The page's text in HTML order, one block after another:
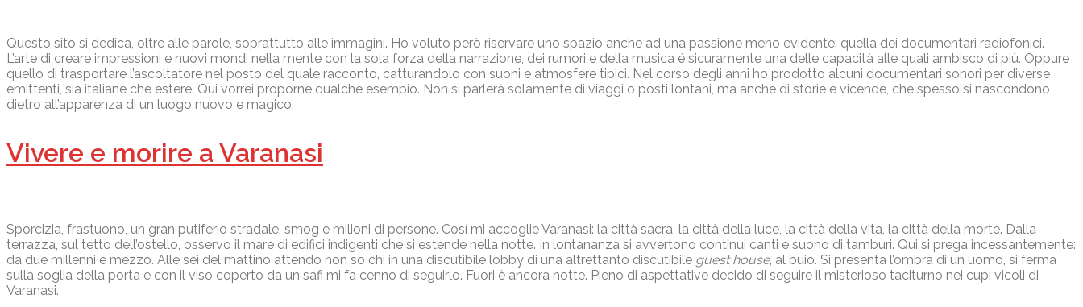
Questo sito si dedica, oltre alle parole, soprattutto alle immagini. Ho voluto però riservare uno spazio anche ad una passione meno evidente: quella dei documentari radiofonici.
L’arte di creare impressioni e nuovi mondi nella mente con la sola forza della narrazione, dei rumori e della musica é sicuramente una delle capacità alle quali ambisco di più. Oppure
quello di trasportare l’ascoltatore nel posto del quale racconto, catturandolo con suoni e atmosfere tipici. Nel corso degli anni ho prodotto alcuni documentari sonori per diverse
emittenti, sia italiane che estere. Qui vorrei proporne qualche esempio. Non si parlerà solamente di viaggi o posti lontani, ma anche di storie e vicende, che spesso si nascondono
dietro all’apparenza di un luogo nuovo e magico.
Vivere e morire a Varanasi
Sporcizia, frastuono, un gran putiferio stradale, smog e milioni di persone. Cosí mi accoglie Varanasi: la città sacra, la città della luce, la città della vita, la città della morte. Dalla
terrazza, sul tetto dell’ostello, osservo il mare di edifici indigenti che si estende nella notte. In lontananza si avvertono continui canti e suono di tamburi. Qui si prega incessantemente:
da due millenni e mezzo. Alle sei del mattino attendo non so chi in una discutibile lobby di una altrettanto discutibile guest house, al buio. Si presenta l’ombra di un uomo, si ferma
sulla soglia della porta e con il viso coperto da un safi mi fa cenno di seguirlo. Fuori è ancora notte. Pieno di aspettative decido di seguire il misterioso taciturno nei cupi vicoli di
Varanasi.